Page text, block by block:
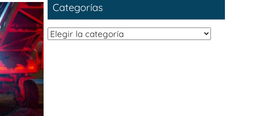
Categorías
Categorías